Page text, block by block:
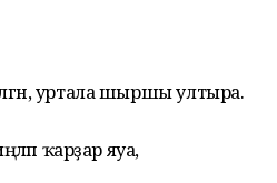
уртала шыршы ултыра.
ҡарҙар яуа,